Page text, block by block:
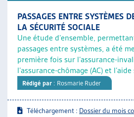
PASSAGES ENTRE SYSTÈMES
LA SÉCURITÉ SOCIALE
Une étude d’ensemble,
passages entre systèmes, a été
première fois sur l’assurance-
l’assurance-chômage (AC) et
Rédigé par : Rosmarie Ruder
Téléchargement : Dossier du mois